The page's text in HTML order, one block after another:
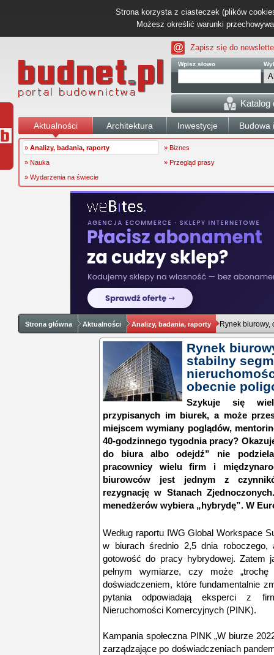
Strona korzysta z ciasteczek (plików
Możesz określić warunki
Zapisz się do
Wpisz słowo
Katalog
Aktualności Architektura Inwestycje Budowa
» Analizy, badania, raporty
» Biznes
» Nauka
» Przegląd prasy
» Wydarzenia na świecie
Strona główna Aktualności Analizy, badania, raporty Rynek
Rynek
stabilny
obecnie
Szykuje się
przypisanych im biurek, a może
miejscem wymiany poglądów,
40-godzinnego tygodnia pracy?
do biura albo odejdź” nie
pracownicy wielu firm i
biurowców jest jednym z
rezygnację w Stanach
menedżerów wybiera „hybrydę”. W
Według raportu IWG Global Workspace
w biurach średnio 2,5 dnia roboczego,
gotowość do pracy hybrydowej.
pełnym wymiarze, czy może
doświadczeniem, które fundamentalnie
pytania odpowiadają eksperci z
Nieruchomości Komercyjnych (PINK).
Kampania społeczna PINK „W biurze
zarządzające po doświadczeniach